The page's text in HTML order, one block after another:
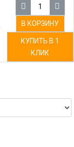
В КОРЗИНУ
КУПИТЬ В 1
КЛИК